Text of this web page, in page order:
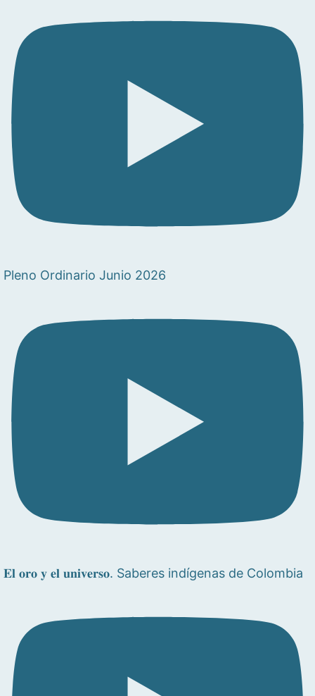
Pleno Ordinario Junio 2026
𝐄𝐥 𝐨𝐫𝐨 𝐲 𝐞𝐥 𝐮𝐧𝐢𝐯𝐞𝐫𝐬𝐨. Saberes indígenas de Colombia